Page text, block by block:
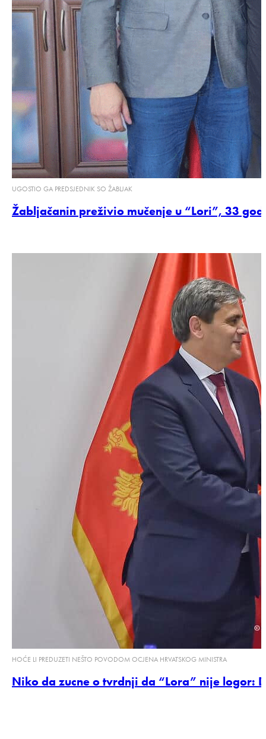
UGOSTIO GA PREDSJEDNIK SO ŽABLJAK
Žabljačanin preživio mučenje u “Lori”, 33
HOĆE LI PREDUZETI NEŠTO POVODOM OCJENA HRVATSKOG MINISTRA
Niko da zucne o tvrdnji da “Lora” nije logor: